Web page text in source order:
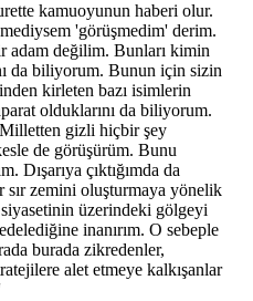
kamuoyunun haberi olur.
'görüşmedim' derim.
adam değilim. Bunları kimin
da biliyorum. Bunun için sizin
kirleten bazı isimlerin
olduklarını da biliyorum.
gizli hiçbir şey
de görüşürüm. Bunu
Dışarıya çıktığımda da
sır zemini oluşturmaya yönelik
siyasetinin üzerindeki gölgeyi
inanırım. O sebeple
burada zikredenler,
alet etmeye kalkışanlar